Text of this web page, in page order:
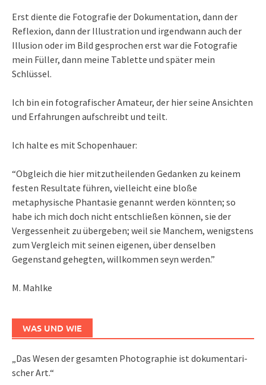
Erst diente die Fotografie der Dokumentation, dann der
Reflexion, dann der Illustration und irgendwann auch der
Illusion oder im Bild gesprochen erst war die Fotografie
mein Füller, dann meine Tablette und später mein
Schlüssel.
Ich bin ein fotografischer Amateur, der hier seine Ansichten
und Erfahrungen aufschreibt und teilt.
Ich halte es mit Schopenhauer:
“Obgleich die hier mitzutheilenden Gedanken zu keinem
festen Resultate führen, vielleicht eine bloße
metaphysische Phantasie genannt werden könnten; so
habe ich mich doch nicht entschließen können, sie der
Vergessenheit zu übergeben; weil sie Manchem, wenigstens
zum Vergleich mit seinen eigenen, über denselben
Gegenstand gehegten, willkommen seyn werden.”
M. Mahlke
WAS UND WIE
„Das We­sen der ge­sam­ten Pho­to­gra­phie ist do­ku­men­ta­ri­
scher Art.“